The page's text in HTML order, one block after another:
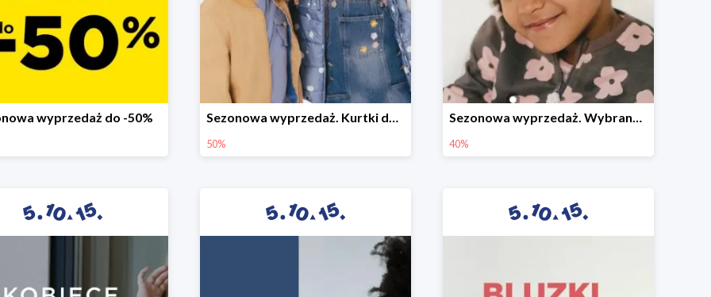
wyprzedaż do -50% Sezonowa wyprzedaż. Kurtki do -50%
50%
Sezonowa wyprzedaż. Wybrane modele do -40%
40%